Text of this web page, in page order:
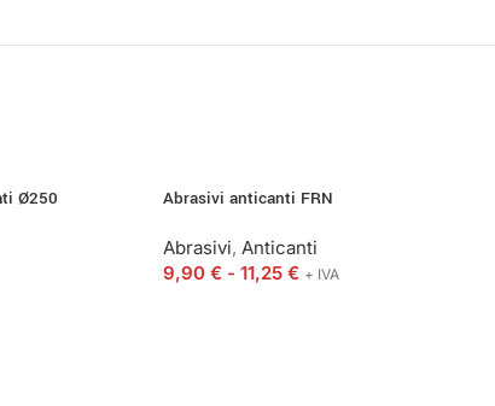
Ø250 Abrasivi anticanti FRN
Abrasivi, Anticanti
9,90 € - 11,25 € + IVA